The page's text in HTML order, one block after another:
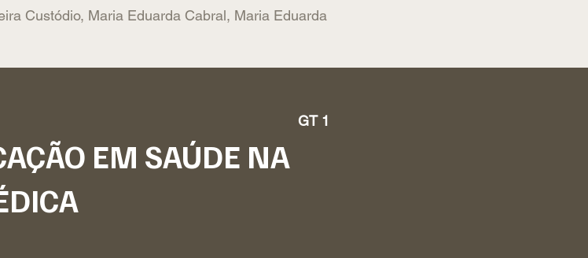
Custódio, Maria Eduarda Cabral, Maria Eduarda
GT 1
EM SAÚDE NA